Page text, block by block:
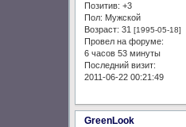
Позитив: +3
Пол: Мужской
Возраст: 31[1995-05-18]
Провел на форуме:
6 часов 53 минуты
Последний визит:
2011-06-22 00:21:49
GreenLook